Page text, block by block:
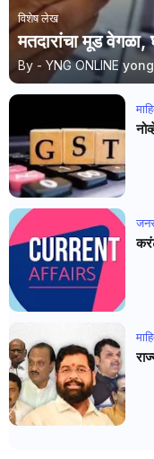
विशेष लेख
मतदारांचा मूड
By - YNG ONLINE